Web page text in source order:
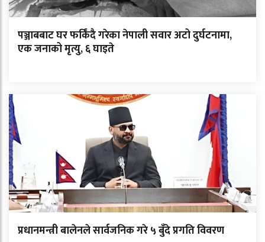
पञ्जाबबाट घर फर्किंदै गरेका नेपाली सवार अटो दुर्घटनामा,
एक जनाको मृत्यु, ६ घाइते
प्रधानमन्त्री बालेनले सार्वजनिक गरे ५ बुँदे प्रगति विवरण